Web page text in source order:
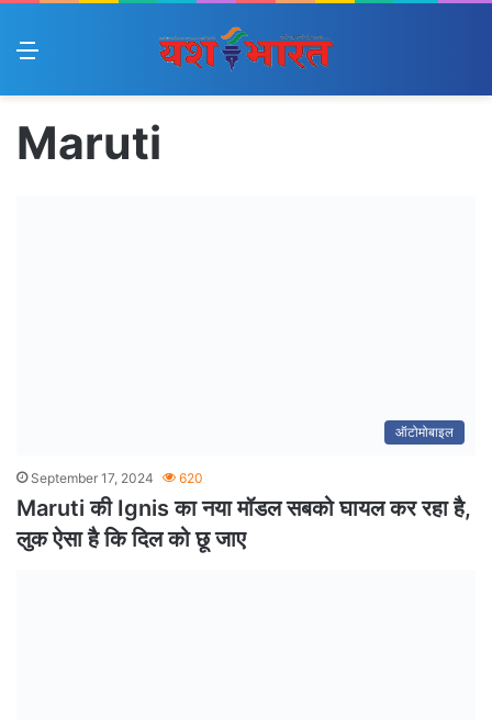
Menu
Maruti
ऑटोमोबाइल
September 17, 2024 620
Maruti की Ignis का नया मॉडल सबको घायल कर रहा है,
लुक ऐसा है कि दिल को छू जाए